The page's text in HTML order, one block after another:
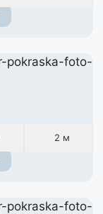
2 м